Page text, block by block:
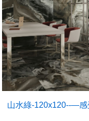
山水綠-120x120--—感